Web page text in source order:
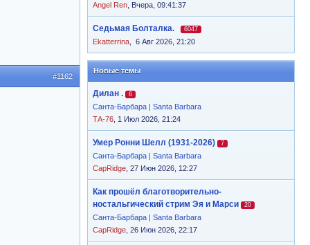
Angel Ren Вчера, 09:41:37
Седьмая Болталка. 6047
Ekatterrina 6 Авг 2026, 21:20
Новые темы
Дилан . 6
Санта-Барбара | Santa Barbara
ТА-76 , 1 Июл 2026, 21:24
Умер Ронни Шелл (1931-2026) 7
Санта-Барбара | Santa Barbara
CapRidge , 27 Июн 2026, 12:27
Как прошёл благотворительно-
ностальгический стрим Эя и Марси
20
Санта-Барбара | Santa Barbara
CapRidge , 26 Июн 2026, 22:17
#1162